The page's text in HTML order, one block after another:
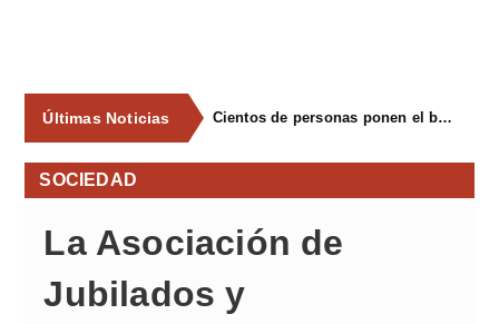
Últimas Noticias Cientos de personas ponen el broche final a las fiestas de La Salud de Lieres con la tradicional merienda
SOCIEDAD
La Asociación de
Jubilados y